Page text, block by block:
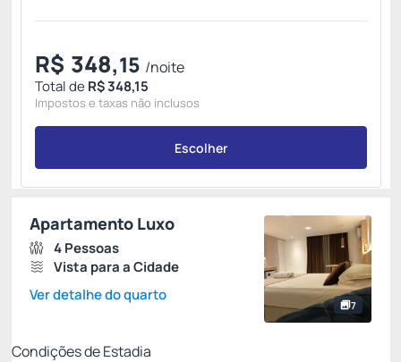
R$ 348,15 /noite
Total deR$ 348,15
Impostos e taxas não inclusos
Escolher
7
Apartamento Luxo
4 Pessoas
Vista para a Cidade
Ver detalhe do quarto
Condições de Estadia